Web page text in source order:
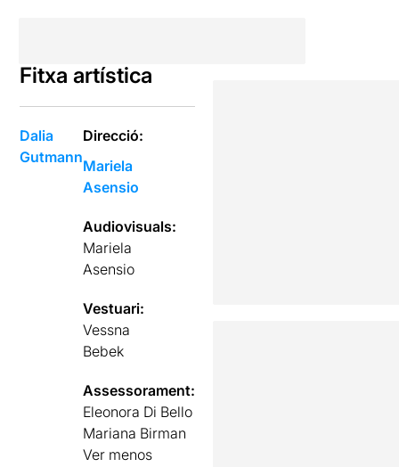
Fitxa artística
Dalia
Gutmann
Direcció:
Mariela
Asensio
Audiovisuals:
Mariela
Asensio
Vestuari:
Vessna
Bebek
Assessorament:
Eleonora Di Bello
Mariana Birman
Ver menos